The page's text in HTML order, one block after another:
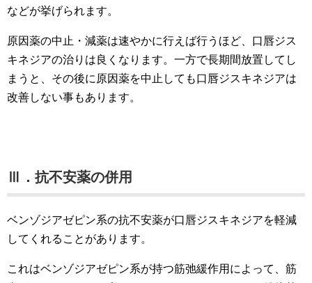
などが挙げられます。
原因薬の中止・減薬は速やかに行えば行うほど、口唇ジス
キネジアの治りは良くなります。一方で長期間放置してし
まうと、その後に原因薬を中止しても口唇ジスキネジアは
改善しない事もあります。
Ⅲ．抗不安薬の併用
ベンゾジアゼピン系の抗不安薬が口唇ジスキネジアを軽減
してくれることがあります。
これはベンゾジアゼピン系が持つ筋弛緩作用によって、筋